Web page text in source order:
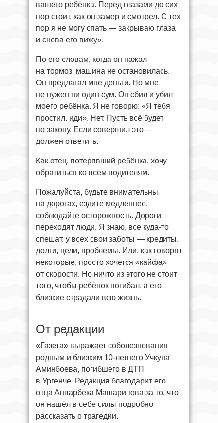
вашего ребёнка. Перед глазами до сих
пор стоит, как он замер и смотрел. С тех
пор я не могу спать — закрываю глаза
и снова его вижу».
По его словам, когда он нажал
на тормоз, машина не остановилась.
Он предлагал мне деньги. Но мне
не нужен ни один сум. Он сбил и убил
моего ребёнка. Я не говорю: «Я тебя
простил, иди». Нет. Пусть всё будет
по закону. Если совершил это —
должен ответить.
Как отец, потерявший ребёнка, хочу
обратиться ко всем водителям.
Пожалуйста, будьте внимательны
на дорогах, ездите медленнее,
соблюдайте осторожность. Дороги
переходят люди. Я знаю, все куда-то
спешат, у всех свои заботы — кредиты,
долги, цели, проблемы. Или, как говорят
некоторые, просто хочется «кайфа»
от скорости. Но ничто из этого не стоит
того, чтобы ребёнок погибал, а его
близкие страдали всю жизнь.
От редакции
«Газета» выражает соболезнования
родным и близким 10-летнего Учкуна
Аминбоева, погибшего в ДТП
в Ургенче. Редакция благодарит его
отца Анварбека Машарипова за то, что
он нашёл в себе силы подробно
рассказать о трагедии.